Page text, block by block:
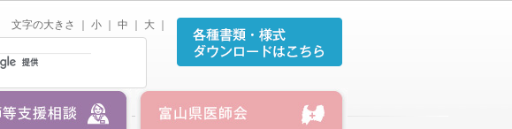
文字の大きさ ｜ 小 中 大